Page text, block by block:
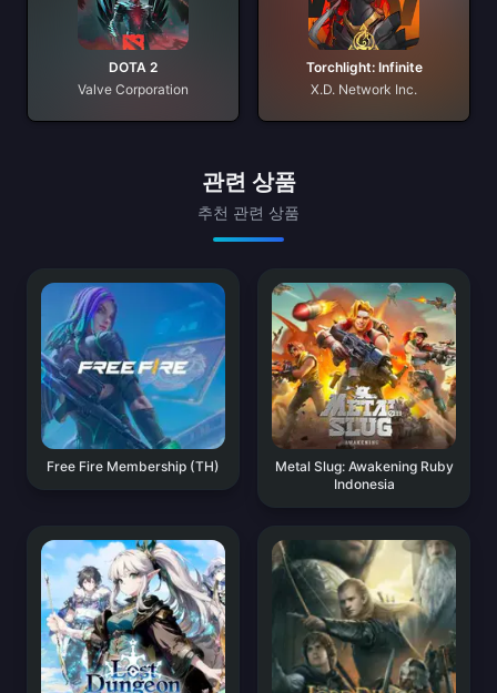
DOTA 2
Valve Corporation
Torchlight: Infinite
X.D. Network Inc.
관련 상품
추천 관련 상품
Free Fire Membership (TH)
Metal Slug: Awakening Ruby
Indonesia